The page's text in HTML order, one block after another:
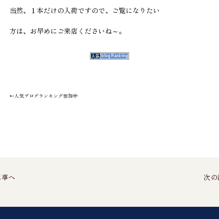
当然、１本だけの入荷ですので、ご覧になりたい
方は、お早めにご来店くださいね～。
←人気ブログランキング参加中
へ 次